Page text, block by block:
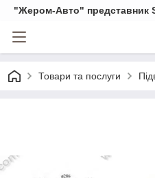
"Жером-Авто" представник
Товари та послуги